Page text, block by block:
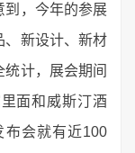
到，今年的参展
、新设计、新材
计，展会期间
面和威斯汀酒
布会就有近100